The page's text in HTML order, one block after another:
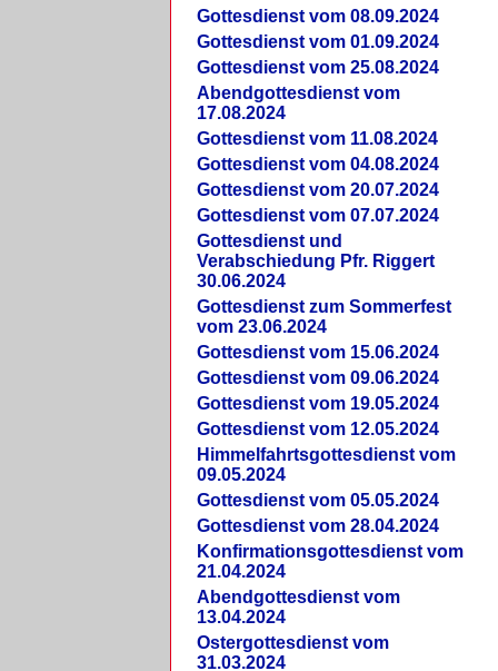
Gottesdienst vom 08.09.2024
Gottesdienst vom 01.09.2024
Gottesdienst vom 25.08.2024
Abendgottesdienst vom
17.08.2024
Gottesdienst vom 11.08.2024
Gottesdienst vom 04.08.2024
Gottesdienst vom 20.07.2024
Gottesdienst vom 07.07.2024
Gottesdienst und
Verabschiedung Pfr. Riggert
30.06.2024
Gottesdienst zum Sommerfest
vom 23.06.2024
Gottesdienst vom 15.06.2024
Gottesdienst vom 09.06.2024
Gottesdienst vom 19.05.2024
Gottesdienst vom 12.05.2024
Himmelfahrtsgottesdienst vom
09.05.2024
Gottesdienst vom 05.05.2024
Gottesdienst vom 28.04.2024
Konfirmationsgottesdienst vom
21.04.2024
Abendgottesdienst vom
13.04.2024
Ostergottesdienst vom
31.03.2024